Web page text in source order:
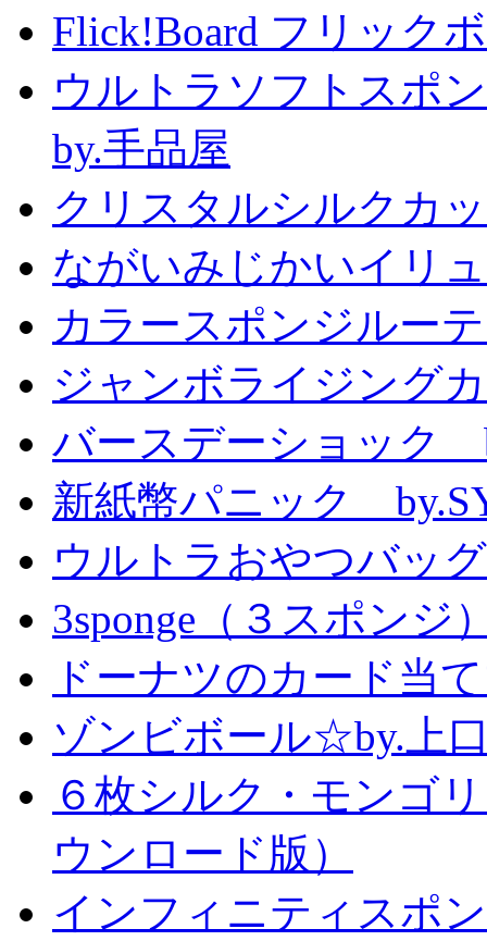
Flick!Board フリック
ウルトラソフトスポ
by.手品屋
クリスタルシルクカ
ながいみじかいイリ
カラースポンジルー
ジャンボライジング
バースデーショック
新紙幣パニック
ウルトラおやつバッ
3sponge（３スポン
ドーナツのカード当
ゾンビボール☆by.上
６枚シルク・モンゴ
ウンロード版）
インフィニティスポ